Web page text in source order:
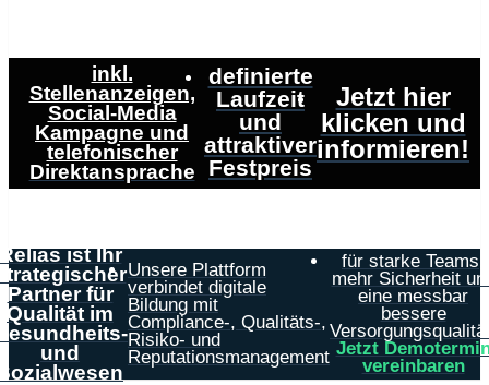
inkl.
Stellenanzeigen,
Social-Media
Kampagne und
telefonischer
Direktansprache
definierte
Laufzeit
und
attraktiver
Festpreis
Jetzt hier
klicken und
informieren!
ist Ihr
Partner für
Qualität im
und
Unsere Plattform
verbindet digitale
Bildung mit
Compliance-, Qualitäts-,
Risiko- und
Reputationsmanagement
für starke Teams,
mehr Sicherheit
eine messbar
bessere
Jetzt
vereinbaren